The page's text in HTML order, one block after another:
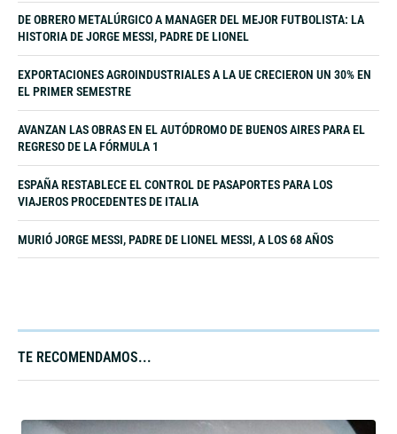
DE OBRERO METALÚRGICO A MANAGER DEL MEJOR FUTBOLISTA: LA
HISTORIA DE JORGE MESSI, PADRE DE LIONEL
EXPORTACIONES AGROINDUSTRIALES A LA UE CRECIERON UN 30% EN
EL PRIMER SEMESTRE
AVANZAN LAS OBRAS EN EL AUTÓDROMO DE BUENOS AIRES PARA EL
REGRESO DE LA FÓRMULA 1
ESPAÑA RESTABLECE EL CONTROL DE PASAPORTES PARA LOS
VIAJEROS PROCEDENTES DE ITALIA
MURIÓ JORGE MESSI, PADRE DE LIONEL MESSI, A LOS 68 AÑOS
TE RECOMENDAMOS...​